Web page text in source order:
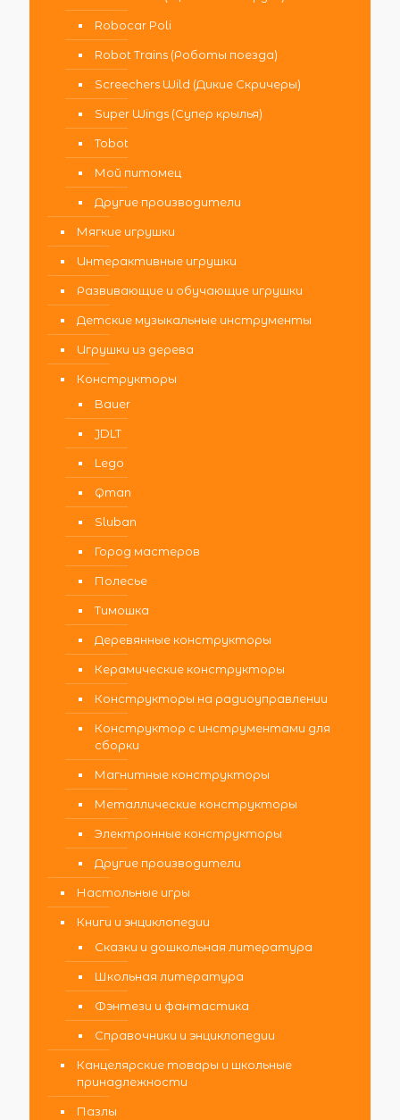
Robocar Poli
Robot Trains (Роботы поезда)
Screechers Wild (Дикие Скричеры)
Super Wings (Супер крылья)
Tobot
Мой питомец
Другие производители
Мягкие игрушки
Интерактивные игрушки
Развивающие и обучающие игрушки
Детские музыкальные инструменты
Игрушки из дерева
Конструкторы
Bauer
JDLT
Lego
Qman
Sluban
Город мастеров
Полесье
Тимошка
Деревянные конструкторы
Керамические конструкторы
Конструкторы на радиоуправлении
Конструктор с инструментами для
сборки
Магнитные конструкторы
Металлические конструкторы
Электронные конструкторы
Другие производители
Настольные игры
Книги и энциклопедии
Сказки и дошкольная литература
Школьная литература
Фэнтези и фантастика
Справочники и энциклопедии
Канцелярские товары и школьные
принадлежности
Пазлы